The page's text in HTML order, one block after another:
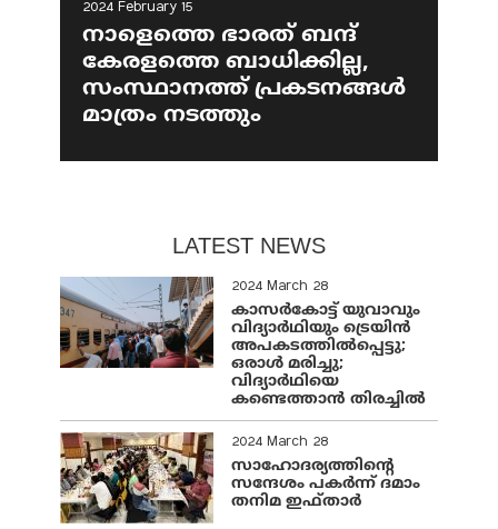
2024 February 15
നാളെത്തെ ഭാരത് ബന്ദ്
കേരളത്തെ ബാധിക്കില്ല,
സംസ്ഥാനത്ത് പ്രകടനങ്ങള്‍
മാത്രം നടത്തും
LATEST NEWS
2024 March 28
കാസർകോട്ട് യുവാവും
വിദ്യാർഥിയും ട്രെയിൻ
അപകടത്തിൽപ്പെട്ടു;
ഒരാൾ മരിച്ചു;
വിദ്യാർഥിയെ
കണ്ടെത്താൻ തിരച്ചിൽ
2024 March 28
സാഹോദര്യത്തിന്റെ
സന്ദേശം പകർന്ന് ദമാം
തനിമ ഇഫ്‌താർ